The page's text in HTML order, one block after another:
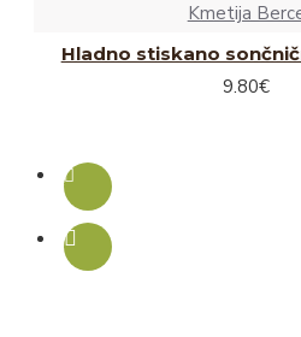
Leseni nakit in obeski
Leseni izdelki
Ostalo
Kmetija
Hladno stiskano
9.80€